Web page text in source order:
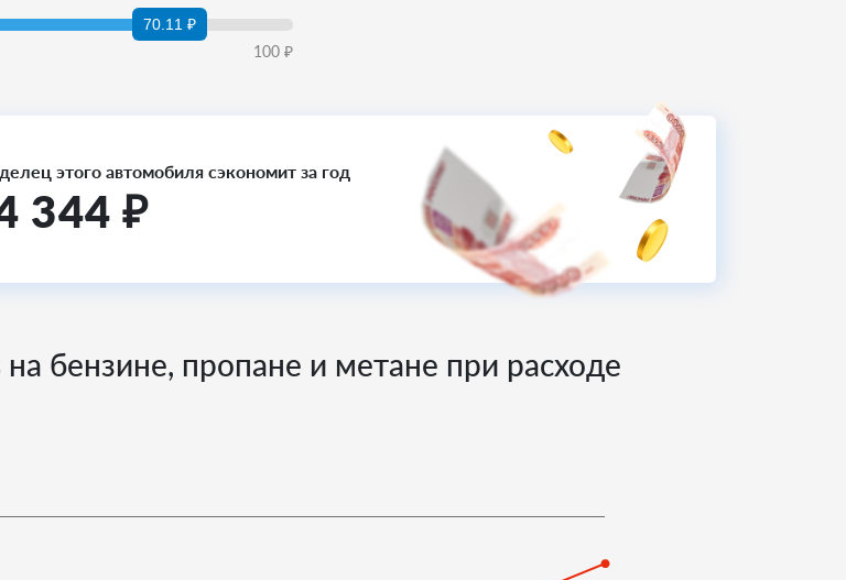
70.11 ₽
100₽
этого автомобиля сэкономит за год
344 ₽
бензине, пропане и метане при расходе